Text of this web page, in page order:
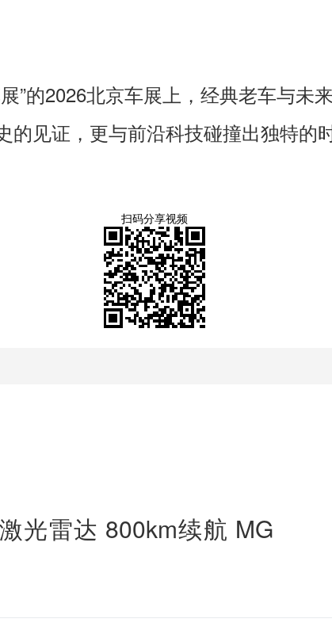
”的2026北京车展上，经典老车与未
见证，更与前沿科技碰撞出独特的
扫码分享视频
光雷达 800km续航 MG